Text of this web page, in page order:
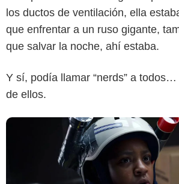
los ductos de ventilación, ella
que enfrentar a un ruso gigante,
que salvar la noche, ahí estaba.
Y sí, podía llamar “nerds” a
de ellos.